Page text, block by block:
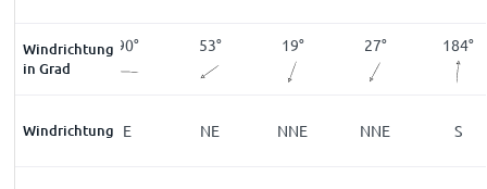
Windrichtung
in Grad
162° 90° 53° 19° 27° 184°
Windrichtung
SSE E NE NNE NNE S